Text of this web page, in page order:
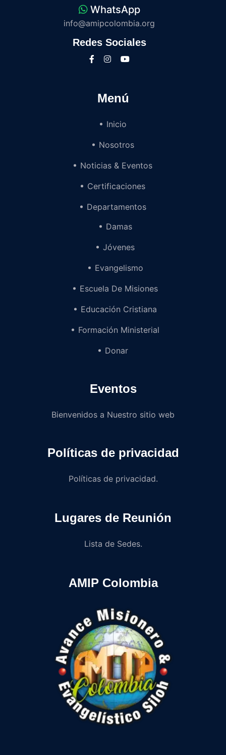
WhatsApp
info@amipcolombia.org
Redes Sociales
Menú
Inicio
Nosotros
Noticias & Eventos
Certificaciones
Departamentos
Damas
Jóvenes
Evangelismo
Escuela De Misiones
Educación Cristiana
Formación Ministerial
Donar
Eventos
Bienvenidos a Nuestro sitio web
Políticas de privacidad
Políticas de privacidad.
Lugares de Reunión
Lista de Sedes.
AMIP Colombia